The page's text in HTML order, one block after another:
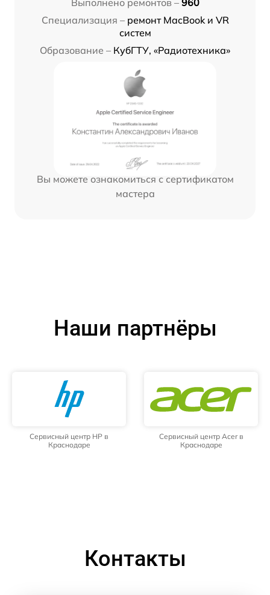
Специализация – ремонт MacBook и VR
систем
Образование – КубГТУ, «Радиотехника»
Вы можете ознакомиться с сертификатом
мастера
Наши партнёры
Сервисный центр HP в
Краснодаре
Сервисный центр Acer в
Краснодаре
Контакты